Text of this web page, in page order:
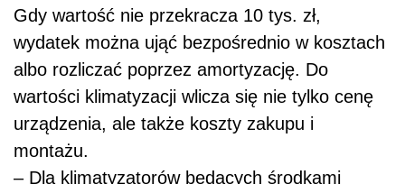
Gdy wartość nie przekracza 10 tys. zł,
wydatek można ująć bezpośrednio w kosztach
albo rozliczać poprzez amortyzację. Do
wartości klimatyzacji wlicza się nie tylko cenę
urządzenia, ale także koszty zakupu i
montażu.
– Dla klimatyzatorów będących środkami